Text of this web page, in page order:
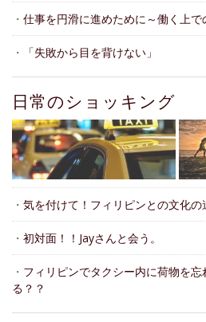
・ 仕事を円滑に進めために～働く上で
・ 「失敗から目を背けない」
日常のショッキング
・ 気を付けて！フィリピンとの文化の
・ 初対面！！Jayさんと会う。
・ フィリピンでタクシー内に荷物を
る？？